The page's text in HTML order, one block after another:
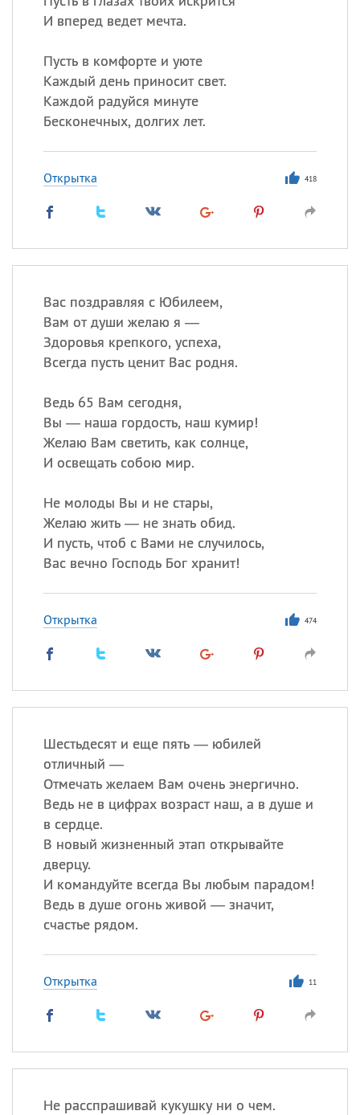
И вперед ведет мечта.
Пусть в комфорте и уюте
Каждый день приносит свет.
Каждой радуйся минуте
Бесконечных, долгих лет.
Открытка 418
Вас поздравляя с Юбилеем,
Вам от души желаю я —
Здоровья крепкого, успеха,
Всегда пусть ценит Вас родня.
Ведь 65 Вам сегодня,
Вы — наша гордость, наш кумир!
Желаю Вам светить, как солнце,
И освещать собою мир.
Не молоды Вы и не стары,
Желаю жить — не знать обид.
И пусть, чтоб с Вами не случилось,
Вас вечно Господь Бог хранит!
Открытка 474
Шестьдесят и еще пять — юбилей
отличный —
Отмечать желаем Вам очень энергично.
Ведь не в цифрах возраст наш, а в душе и
в сердце.
В новый жизненный этап открывайте
дверцу.
И командуйте всегда Вы любым парадом!
Ведь в душе огонь живой — значит,
счастье рядом.
Открытка 11
Не расспрашивай кукушку ни о чем.